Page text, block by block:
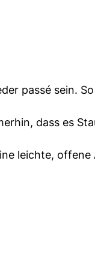
passé sein.
dass es
leichte, offene